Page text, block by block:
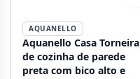
AQUANELLO
Aquanello Casa Torneira
de cozinha de parede
preta com bico alto e